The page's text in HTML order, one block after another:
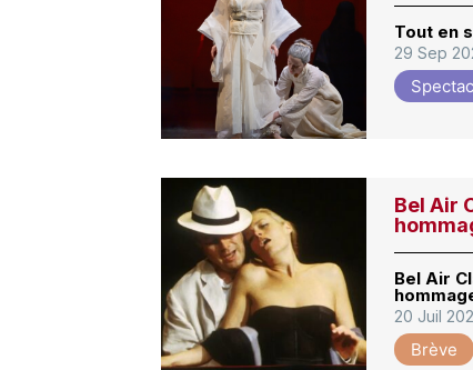
Tout en
29 Sep
Bel Air
Bel Air
20 Juil
Brève